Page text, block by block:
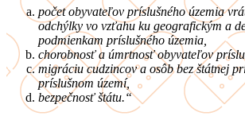
počet obyvateľov príslušného územia
odchýlky vo vzťahu ku geografickým a
podmienkam príslušného územia,
chorobnosť a úmrtnosť obyvateľov
migráciu cudzincov a osôb bez štátnej
príslušnom území,
bezpečnosť štátu.“